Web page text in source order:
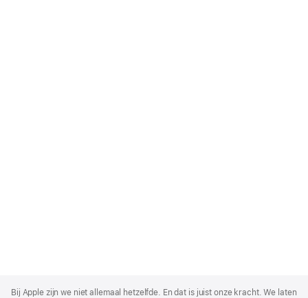
Footer
Bij Apple zijn we niet allemaal hetzelfde. En dat is juist onze kracht. We laten